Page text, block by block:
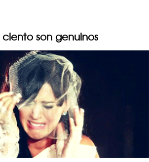
son genuinos